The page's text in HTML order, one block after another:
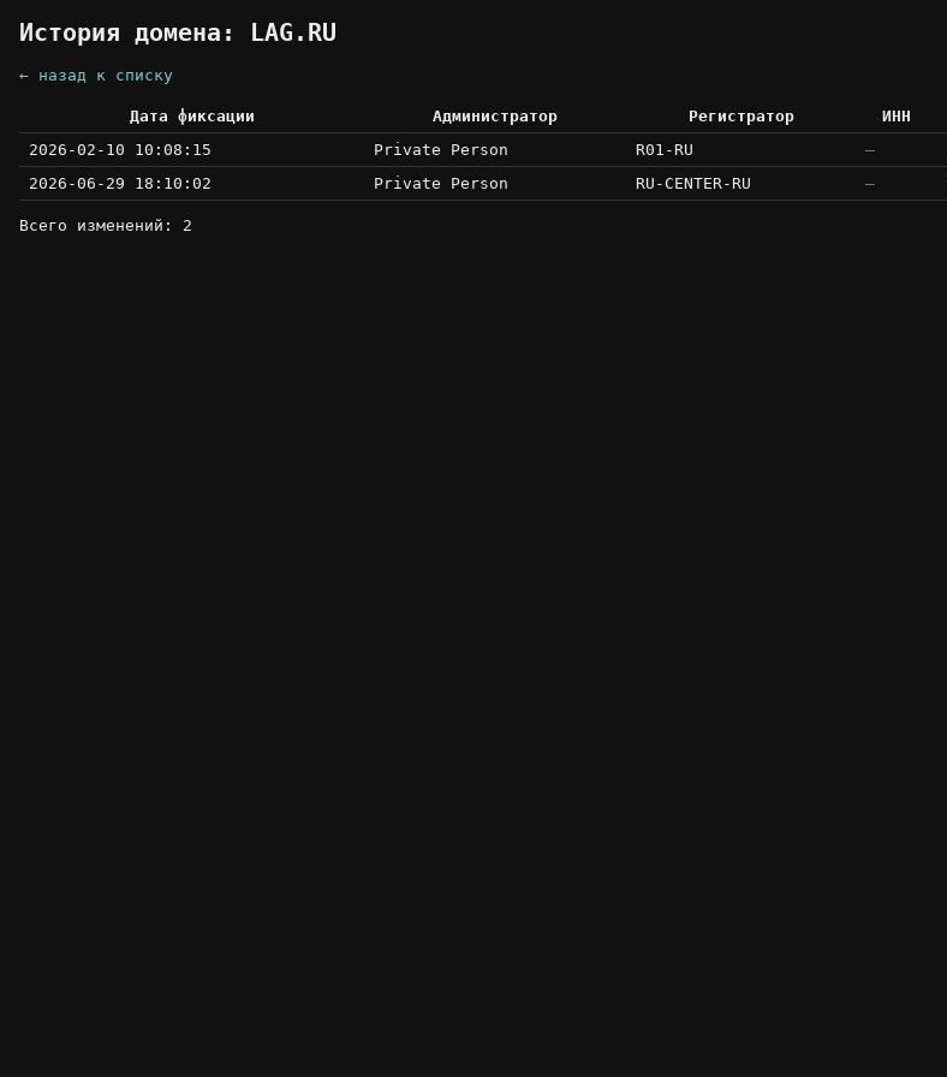
История домена: LAG.RU
← назад к списку
Дата фиксации Администратор Регистратор ИНН
2026-02-10 10:08:15
Private Person R01-RU —
2026-06-29 18:10:02
Private Person RU-CENTER-RU —
Всего изменений: 2